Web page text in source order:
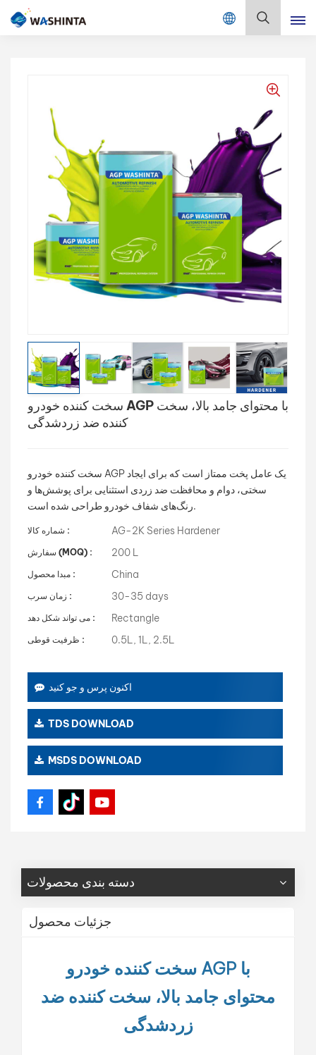
Mix Color Online
Deutsch
Русский
Español
Português
日本語
بالعربية
فارسی
中文
سخت کننده خودرو AGP با محتوای جامد بالا، سخت
کننده ضد زردشدگی
سخت کننده خودرو AGP یک عامل پخت ممتاز است که برای ایجاد
سختی، دوام و محافظت ضد زردی استثنایی برای پوشش‌ها و
رنگ‌های شفاف خودرو طراحی شده است.
شماره کالا : AG-2K Series Hardener
سفارش (MOQ) : 200 L
مبدا محصول : China
زمان سرب : 30-35 days
می تواند شکل دهد : Rectangle
ظرفیت قوطی : 0.5L, 1L, 2.5L
اکنون پرس و جو کنید
TDS DOWNLOAD
MSDS DOWNLOAD
دسته بندی محصولات
جزئیات محصول
سخت کننده خودرو AGP با
محتوای جامد بالا، سخت کننده ضد
زردشدگی